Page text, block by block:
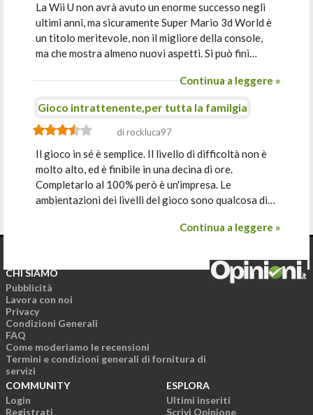
La Wii U non avrà avuto un enorme successo negli
ultimi anni, ma sicuramente Super Mario 3d World è
un titolo meritevole, non il migliore della console,
ma che mostra almeno nuovi aspetti. Si può fini…
Continua a leggere »
Gioco intrattenente,per tutta la familgia
di rockluca97
Il gioco in sé è semplice. Il livello di difficoltà non è
molto alto, ed è finibile in una decina di ore.
Completarlo al 100% però è un'impresa. Le
ambientazioni dei livelli del gioco sono qualcosa di…
Continua a leggere »
CHI SIAMO
Pubblicità
Lavora con noi
Privacy
Condizioni Generali
FAQ
Come moderiamo le recensioni
Termini e condizioni generali di fornitura di
servizi
COMMUNITY
Login
Registrati
ESPLORA
Ultimi inseriti
Scrivi Opinione